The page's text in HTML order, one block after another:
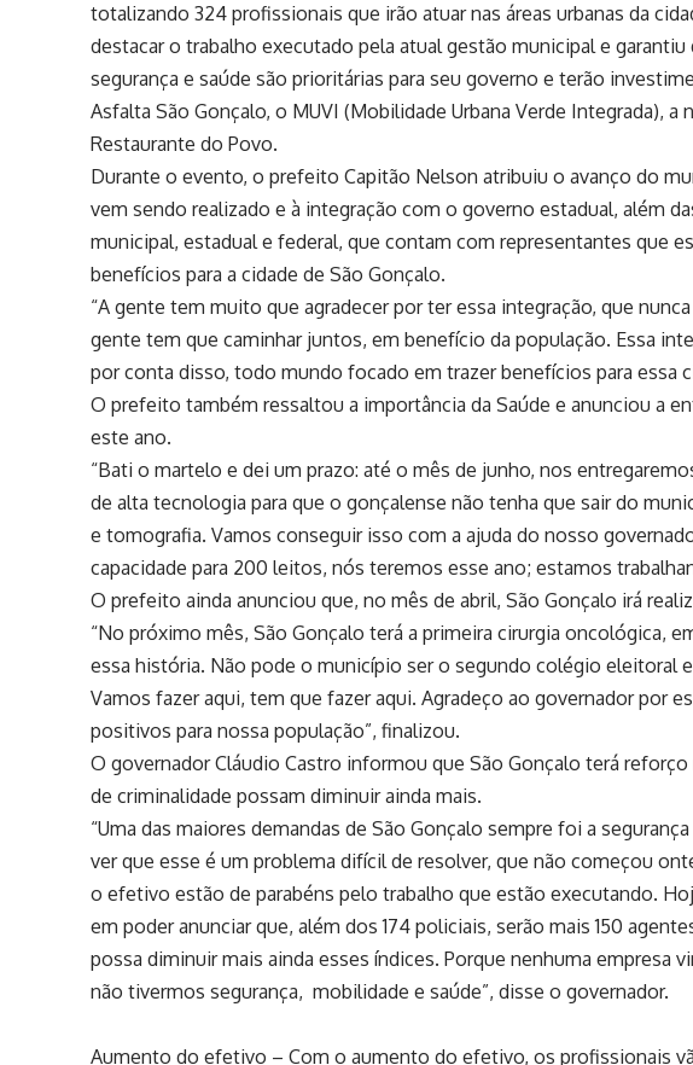
totalizando 324 profissionais que irão atuar nas áreas urbanas da
destacar o trabalho executado pela atual gestão municipal e garantiu
segurança e saúde são prioritárias para seu governo e terão
Asfalta São Gonçalo, o MUVI (Mobilidade Urbana Verde Integrada), a
Restaurante do Povo.
Durante o evento, o prefeito Capitão Nelson atribuiu o avanço do
vem sendo realizado e à integração com o governo estadual, além
municipal, estadual e federal, que contam com representantes que
benefícios para a cidade de São Gonçalo.
“A gente tem muito que agradecer por ter essa integração, que
gente tem que caminhar juntos, em benefício da população. Essa
por conta disso, todo mundo focado em trazer benefícios para essa
O prefeito também ressaltou a importância da Saúde e anunciou a
este ano.
“Bati o martelo e dei um prazo: até o mês de junho, nos
de alta tecnologia para que o gonçalense não tenha que sair do
e tomografia. Vamos conseguir isso com a ajuda do nosso
capacidade para 200 leitos, nós teremos esse ano; estamos
O prefeito ainda anunciou que, no mês de abril, São Gonçalo irá
“No próximo mês, São Gonçalo terá a primeira cirurgia oncológica,
essa história. Não pode o município ser o segundo colégio eleitoral
Vamos fazer aqui, tem que fazer aqui. Agradeço ao governador por
positivos para nossa população”, finalizou.
O governador Cláudio Castro informou que São Gonçalo terá
de criminalidade possam diminuir ainda mais.
“Uma das maiores demandas de São Gonçalo sempre foi a
ver que esse é um problema difícil de resolver, que não começou
o efetivo estão de parabéns pelo trabalho que estão executando.
em poder anunciar que, além dos 174 policiais, serão mais 150
possa diminuir mais ainda esses índices. Porque nenhuma empresa
não tivermos segurança, mobilidade e saúde”, disse o governador.
Aumento do efetivo – Com o aumento do efetivo, os profissionais